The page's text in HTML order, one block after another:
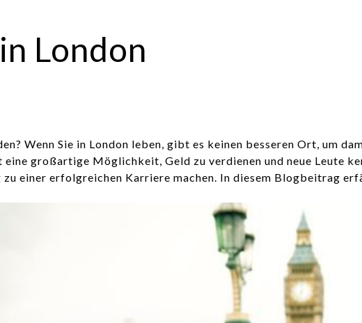
London
Wenn Sie in London leben, gibt es keinen besseren Ort, um
eine großartige Möglichkeit, Geld zu verdienen und neue Leute
zu einer erfolgreichen Karriere machen. In diesem Blogbeitrag